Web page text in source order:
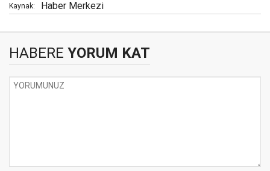
Kaynak: Haber Merkezi
HABERE YORUM KAT